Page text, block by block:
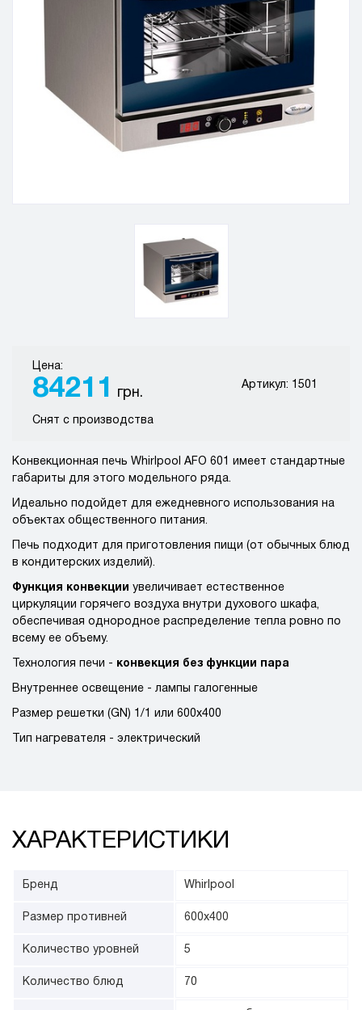
Цена:
84211 грн.
Артикул: 1501
Снят с производства
Конвекционная печь Whirlpool AFO 601 имеет стандартные
габариты для этого модельного ряда.
Идеально подойдет для ежедневного использования на
объектах общественного питания.
Печь подходит для приготовления пищи (от обычных блюд
в кондитерских изделий).
Функция конвекции увеличивает естественное
циркуляции горячего воздуха внутри духового шкафа,
обеспечивая однородное распределение тепла ровно по
всему ее объему.
Технология печи - конвекция без функции пара
Внутреннее освещение - лампы галогенные
Размер решетки (GN) 1/1 или 600x400
Тип нагревателя - электрический
ХАРАКТЕРИСТИКИ
Бренд Whirlpool
Размер противней 600х400
Количество уровней 5
Количество блюд 70